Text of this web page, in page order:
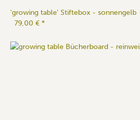
'growing table' Stiftebox - sonnengelb
79,00 € *